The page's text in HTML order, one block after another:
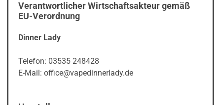
Verantwortlicher Wirtschaftsakteur gemäß
EU-Verordnung
Dinner Lady
Telefon: 03535 248428
E-Mail: office@vapedinnerlady.de